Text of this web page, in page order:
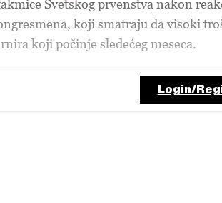
Svetskog prvenstva nakon
koji smatraju da visoki
koji počinje sledećeg meseca.
Login/